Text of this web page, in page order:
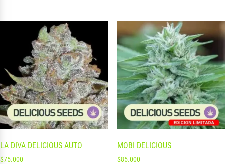
LA DIVA DELICIOUS AUTO
$75.000
MOBI DELICIOUS
$85.000